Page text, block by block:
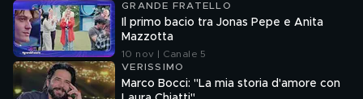
GRANDE FRATELLO
Il primo bacio tra Jonas Pepe e Anita
Mazzotta
10 nov | Canale 5
VERISSIMO
Marco Bocci: "La mia storia d'amore con